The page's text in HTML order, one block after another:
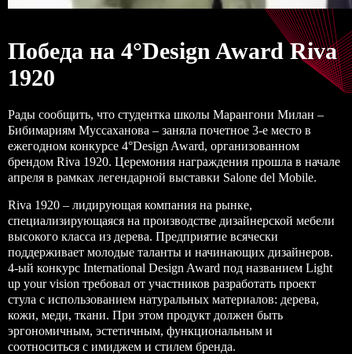
Победа на 4°Design Award Riva
1920
Рады сообщить, что студентка школы Марангони Милан –
Бибимариям Муссаханова – заняла почетное 3-е место в
ежегодном конкурсе 4°Design Award, организованном
брендом Riva 1920. Церемония награждения прошла в начале
апреля в рамках легендарной выставки Salone del Mobile.
Riva 1920 – лидирующая компания на рынке,
специализирующаяся на производстве дизайнерской мебели
высокого класса из дерева. Предприятие всячески
поддерживает молодые таланты и начинающих дизайнеров.
4-ый конкурс International Design Award под названием Light
up your vision требовал от участников разработать проект
стула с использованием натуральных материалов: дерева,
кожи, меди, ткани. При этом продукт должен быть
эргономичным, эстетичным, функциональным и
соотноситься с имиджем и стилем бренда.